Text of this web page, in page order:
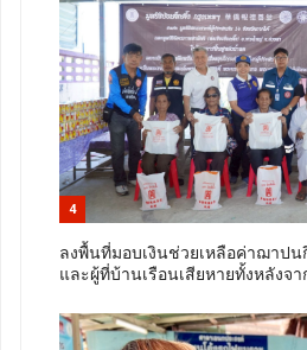
4
ลงพื้นที่มอบเงินช่วยเหลือค่าฌาป
และผู้ที่บ้านเรือนเสียหายทั้งหลังจ